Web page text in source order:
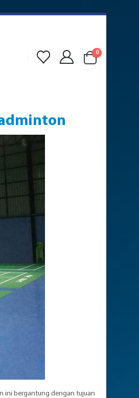
0
ini bergantung dengan tujuan